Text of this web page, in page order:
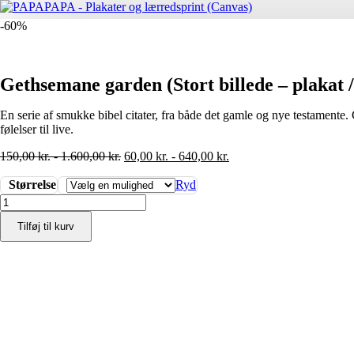
-60%
Gethsemane garden (Stort billede –
En serie af smukke bibel citater, fra både det gamle og nye
følelser til live.
150,00kr.-1.600,00kr. 60,00 kr. - 640,00 kr.
Størrelse
Ryd
Gethsemane
garden
(Stort
billede
Tilføj til kurv